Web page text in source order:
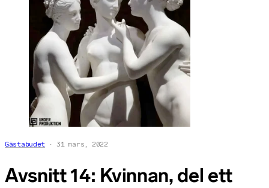
Gästabudet 31 mars, 2022
Avsnitt 14: Kvinnan, del ett